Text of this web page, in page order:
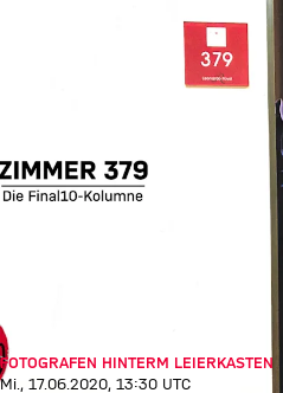
FOTOGRAFEN HINTERM LEIERKASTEN
Mi., 17.06.2020, 13:30 UTC